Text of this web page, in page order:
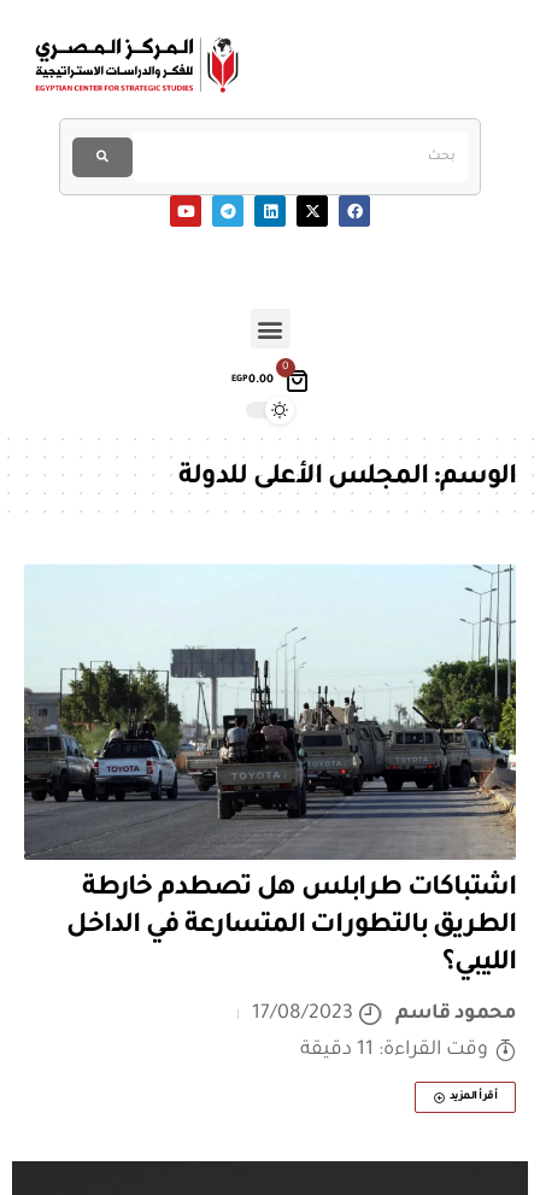
0
EGP0.00
الوسم:المجلس الأعلى للدولة
اشتباكات طرابلس هل تصطدم خارطة
الطريق بالتطورات المتسارعة في الداخل
الليبي؟
محمود قاسم
17/08/2023
وقت القراءة: 11 دقيقة
أقرأ المزيد